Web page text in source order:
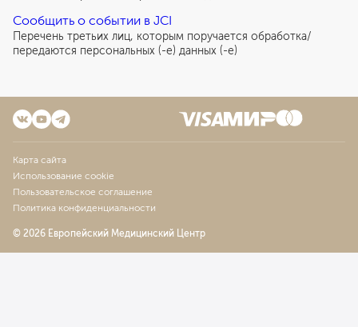
Сообщить о событии в JCI
Перечень третьих лиц, которым поручается обработка/
передаются персональных (-е) данных (-е)
Карта сайта
Использование cookie
Пользовательское соглашение
Политика конфиденциальности
© 2026 Европейский Медицинский Центр